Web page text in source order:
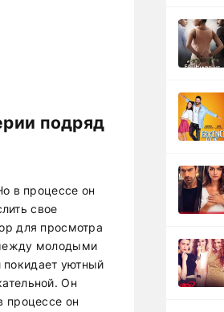
подряд
в процессе он
свое
для просмотра
молодыми
уютный
Он
процессе он